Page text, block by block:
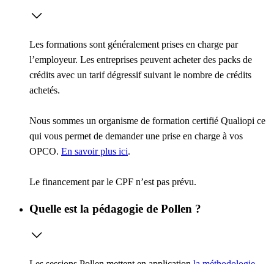
Les formations sont généralement prises en charge par
l’employeur. Les entreprises peuvent acheter des packs de
crédits avec un tarif dégressif suivant le nombre de crédits
achetés.
Nous sommes un organisme de formation certifié Qualiopi ce
qui vous permet de demander une prise en charge à vos
OPCO. En savoir plus ici.
Le financement par le CPF n’est pas prévu.
Quelle est la pédagogie de Pollen ?